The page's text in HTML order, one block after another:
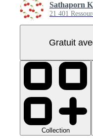
Sathaporn
21 401
Gratuit
Collection